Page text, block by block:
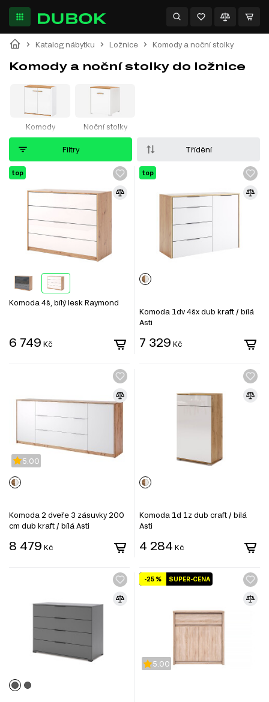
Katalog nábytku Ložnice Komody a noční stolky
Komody a noční stolky do ložnice
Komody Noční stolky
Filtry Třídění
top
Komoda 4š, bílý lesk Raymond
6 749 Kč
top
Komoda 1dv 4šx dub kraft / bílá
Asti
7 329 Kč
5.00
Komoda 2 dveře 3 zásuvky 200
cm dub kraft / bílá Asti
8 479 Kč
Komoda 1d 1z dub craft / bílá
Asti
4 284 Kč
SUPER-CENA
-25 %
5.00